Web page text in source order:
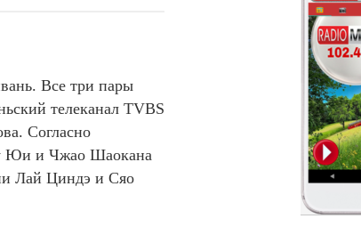
Все три пары
телеканал TVBS
Согласно
Юи и Чжао Шаокана
Лай Циндэ и Сяо